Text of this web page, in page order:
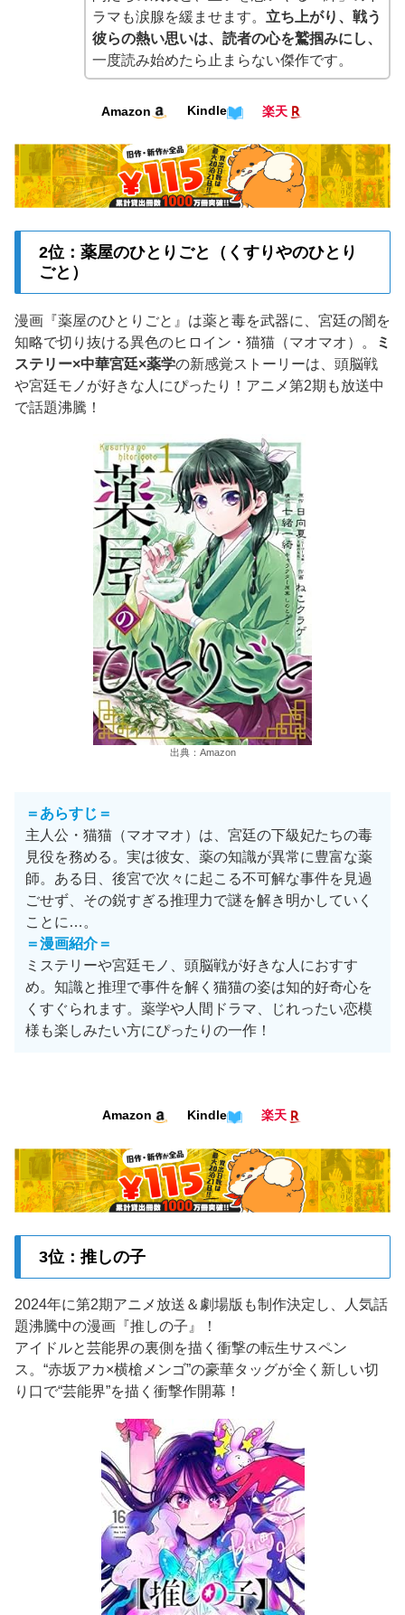
ラマも涙腺を緩ませます。 立ち上がり、戦う
彼らの熱い思いは、読者の心を鷲掴みにし、
一度読み始めたら止まらない傑作です。
Amazon Kindle 楽天
2位：薬屋のひとりごと（くすりやのひとり
ごと）
漫画『薬屋のひとりごと』は薬と毒を武器に、宮廷の闇を
知略で切り抜ける異色のヒロイン・猫猫（マオマオ）。
ミ
ステリー×中華宮廷×薬学の新感覚ストーリーは、頭脳戦
や宮廷モノが好きな人にぴったり！アニメ第2期も放送中
で話題沸騰！
出典：Amazon
＝あらすじ＝
主人公・猫猫（マオマオ）は、宮廷の下級妃たちの毒
見役を務める。実は彼女、薬の知識が異常に豊富な薬
師。ある日、後宮で次々に起こる不可解な事件を見過
ごせず、その鋭すぎる推理力で謎を解き明かしていく
ことに…。
＝漫画紹介＝
ミステリーや宮廷モノ、頭脳戦が好きな人におすす
め。知識と推理で事件を解く猫猫の姿は知的好奇心を
くすぐられます。薬学や人間ドラマ、じれったい恋模
様も楽しみたい方にぴったりの一作！
Amazon Kindle 楽天
3位：推しの子
2024年に第2期アニメ放送＆劇場版も制作決定し、人気話
題沸騰中の漫画『推しの子』！
アイドルと芸能界の裏側を描く衝撃の転生サスペン
ス。“赤坂アカ×横槍メンゴ”の豪華タッグが全く新しい切
り口で“芸能界”を描く衝撃作開幕！